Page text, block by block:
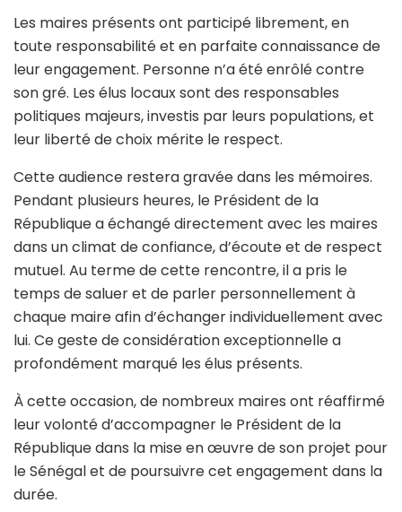
Les maires présents ont participé librement, en
toute responsabilité et en parfaite connaissance de
leur engagement. Personne n’a été enrôlé contre
son gré. Les élus locaux sont des responsables
politiques majeurs, investis par leurs populations, et
leur liberté de choix mérite le respect.
Cette audience restera gravée dans les mémoires.
Pendant plusieurs heures, le Président de la
République a échangé directement avec les maires
dans un climat de confiance, d’écoute et de respect
mutuel. Au terme de cette rencontre, il a pris le
temps de saluer et de parler personnellement à
chaque maire afin d’échanger individuellement avec
lui. Ce geste de considération exceptionnelle a
profondément marqué les élus présents.
À cette occasion, de nombreux maires ont réaffirmé
leur volonté d’accompagner le Président de la
République dans la mise en œuvre de son projet pour
le Sénégal et de poursuivre cet engagement dans la
durée.